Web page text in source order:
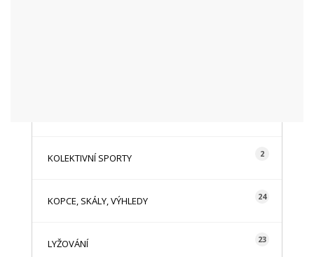
KOLEKTIVNÍ SPORTY 2
KOPCE, SKÁLY, VÝHLEDY 24
LYŽOVÁNÍ 23